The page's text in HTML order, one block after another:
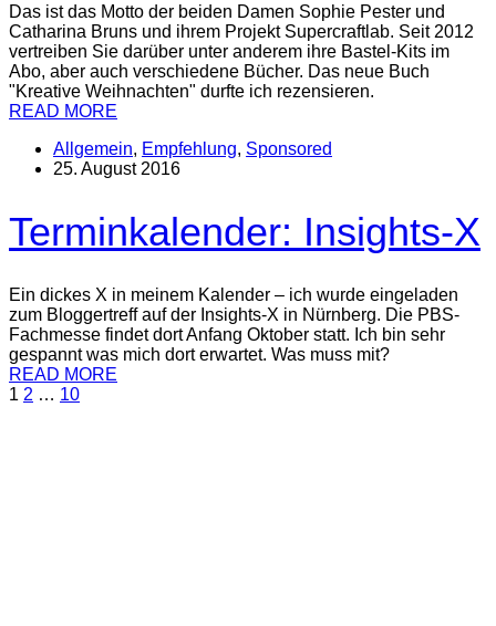
Das ist das Motto der beiden Damen Sophie Pester und
Catharina Bruns und ihrem Projekt Supercraftlab. Seit 2012
vertreiben Sie darüber unter anderem ihre Bastel-Kits im
Abo, aber auch verschiedene Bücher. Das neue Buch
"Kreative Weihnachten" durfte ich rezensieren.
READ MORE
Allgemein, Empfehlung, Sponsored
25. August 2016
Terminkalender: Insights-X
Ein dickes X in meinem Kalender – ich wurde eingeladen
zum Bloggertreff auf der Insights-X in Nürnberg. Die PBS-
Fachmesse findet dort Anfang Oktober statt. Ich bin sehr
gespannt was mich dort erwartet. Was muss mit?
READ MORE
1 2 … 10